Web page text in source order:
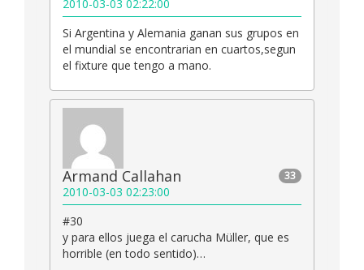
2010-03-03 02:22:00
Si Argentina y Alemania ganan sus grupos en
el mundial se encontrarian en cuartos,segun
el fixture que tengo a mano.
33
Armand Callahan
2010-03-03 02:23:00
#30
y para ellos juega el carucha Müller, que es
horrible (en todo sentido)…